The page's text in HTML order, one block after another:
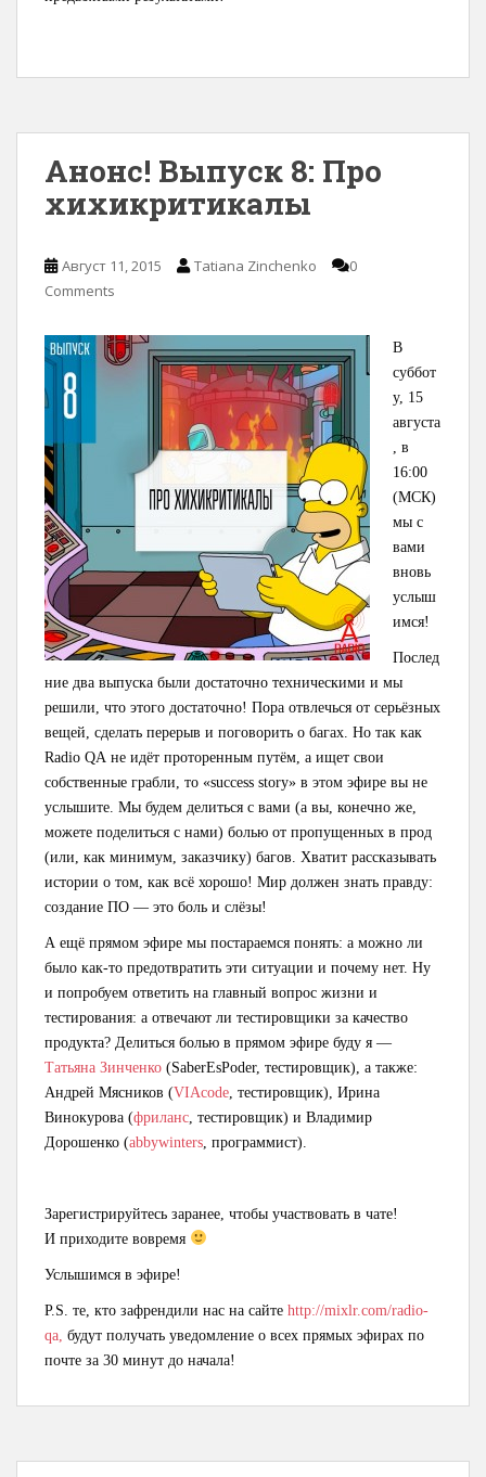
Анонс! Выпуск 8: Про
хихикритикалы
Август 11, 2015 Tatiana Zinchenko
0
Comments
В
суббот
у, 15
августа
, в
16:00
(МСК)
мы с
вами
вновь
услыш
имся!
Послед
ние два выпуска были достаточно техническими и мы
решили, что этого достаточно! Пора отвлечься от серьёзных
вещей, сделать перерыв и поговорить о багах. Но так как
Radio QА не идёт проторенным путём, а ищет свои
собственные грабли, то «success story» в этом эфире вы не
услышите. Мы будем делиться с вами (а вы, конечно же,
можете поделиться с нами) болью от пропущенных в прод
(или, как минимум, заказчику) багов. Хватит рассказывать
истории о том, как всё хорошо! Мир должен знать правду:
создание ПО — это боль и слёзы!
А ещё прямом эфире мы постараемся понять: а можно ли
было как-то предотвратить эти ситуации и почему нет. Ну
и попробуем ответить на главный вопрос жизни и
тестирования: а отвечают ли тестировщики за качество
продукта? Делиться болью в прямом эфире буду я —
Татьяна Зинченко (SaberEsPoder, тестировщик), а также:
Андрей Мясников (VIAcode , тестировщик), Ирина
Винокурова (фриланс , тестировщик) и Владимир
Дорошенко (abbywinters , программист).
Зарегистрируйтесь заранее, чтобы участвовать в чате!
И приходите вовремя
Услышимся в эфире!
P.S. те, кто зафрендили нас на сайте http://mixlr.com/radio-
qa, будут получать уведомление о всех прямых эфирах по
почте за 30 минут до начала!